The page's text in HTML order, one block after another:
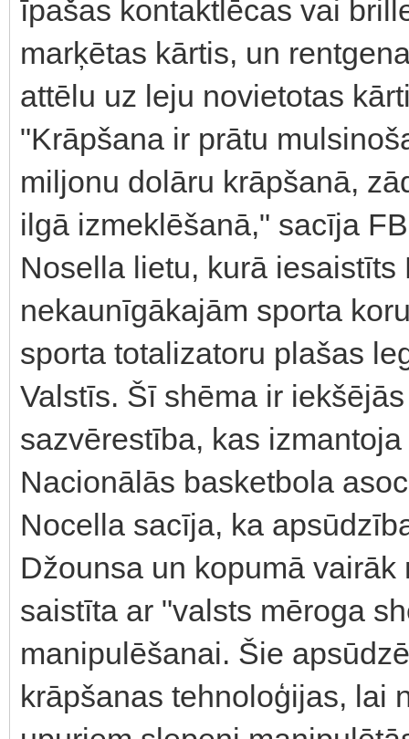
īpašas kontaktlēcas vai
marķētas kārtis, un
attēlu uz leju novietotas
"Krāpšana ir prātu
miljonu dolāru krāpšanā,
ilgā izmeklēšanā," sacīja
Nosella lietu, kurā
nekaunīgākajām sporta
sporta totalizatoru plašas
Valstīs. Šī shēma ir
sazvērestība, kas
Nacionālās basketbola
Nocella sacīja, ka
Džounsa un kopumā
saistīta ar "valsts mēroga
manipulēšanai. Šie
krāpšanas tehnoloģijas, lai